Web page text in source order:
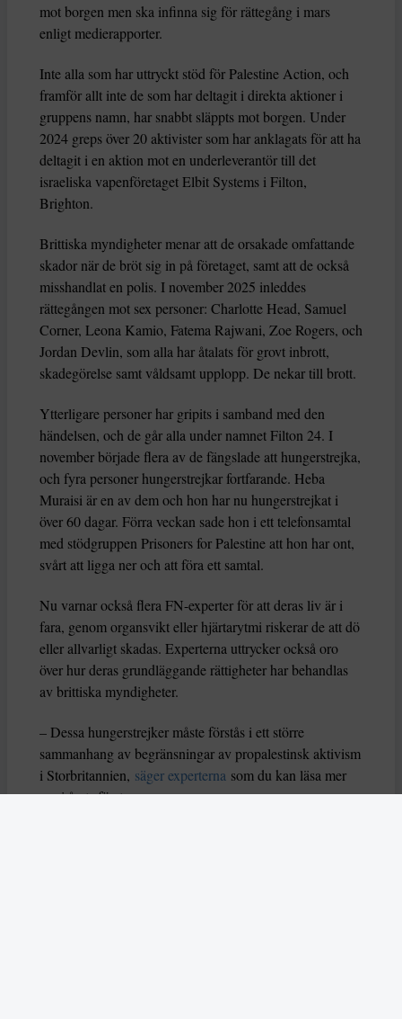
mot borgen men ska infinna sig för rättegång i mars
enligt medierapporter.
Inte alla som har uttryckt stöd för Palestine Action, och
framför allt inte de som har deltagit i direkta aktioner i
gruppens namn, har snabbt släppts mot borgen. Under
2024 greps över 20 aktivister som har anklagats för att ha
deltagit i en aktion mot en underleverantör till det
israeliska vapenföretaget Elbit Systems i Filton,
Brighton.
Brittiska myndigheter menar att de orsakade omfattande
skador när de bröt sig in på företaget, samt att de också
misshandlat en polis. I november 2025 inleddes
rättegången mot sex personer: Charlotte Head, Samuel
Corner, Leona Kamio, Fatema Rajwani, Zoe Rogers, och
Jordan Devlin, som alla har åtalats för grovt inbrott,
skadegörelse samt våldsamt upplopp. De nekar till brott.
Ytterligare personer har gripits i samband med den
händelsen, och de går alla under namnet Filton 24. I
november började flera av de fängslade att hungerstrejka,
och fyra personer hungerstrejkar fortfarande. Heba
Muraisi är en av dem och hon har nu hungerstrejkat i
över 60 dagar. Förra veckan sade hon i ett telefonsamtal
med stödgruppen Prisoners for Palestine att hon har ont,
svårt att ligga ner och att föra ett samtal.
Nu varnar också flera FN-experter för att deras liv är i
fara, genom organsvikt eller hjärtarytmi riskerar de att dö
eller allvarligt skadas. Experterna uttrycker också oro
över hur deras grundläggande rättigheter har behandlas
av brittiska myndigheter.
– Dessa hungerstrejker måste förstås i ett större
sammanhang av begränsningar av propalestinsk aktivism
i Storbritannien, säger experterna som du kan läsa mer
om i årets första nummer.